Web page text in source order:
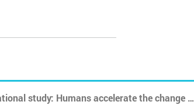
study: Humans accelerate the change of